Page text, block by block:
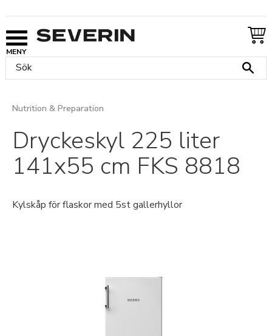
Nutrition & Preparation
Dryckeskyl 225 liter
141x55 cm FKS 8818
Kylskåp för flaskor med 5st gallerhyllor